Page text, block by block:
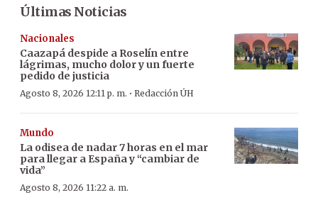
Últimas Noticias
Nacionales
Caazapá despide a Roselín entre
lágrimas, mucho dolor y un fuerte
pedido de justicia
Agosto 8, 2026 12:11 p. m. · Redacción ÚH
Mundo
La odisea de nadar 7 horas en el mar
para llegar a España y “cambiar de
vida”
Agosto 8, 2026 11:22 a. m.